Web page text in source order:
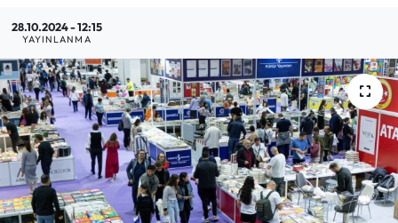
28.10.2024 - 12:15
YAYINLANMA